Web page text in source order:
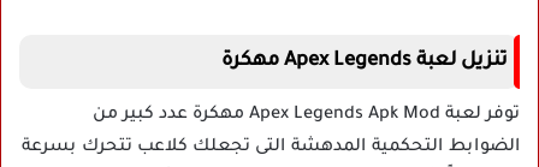
تنزيل لعبة Apex Legends مهكرة
توفر لعبة Apex Legends Apk Mod مهكرة عدد كبير من
الضوابط التحكمية المدهشة التى تجعلك كلاعب تتحرك بسرعة